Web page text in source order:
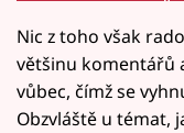
Nic z toho však
většinu komentářů
vůbec, čímž se
Obzvláště u témat,